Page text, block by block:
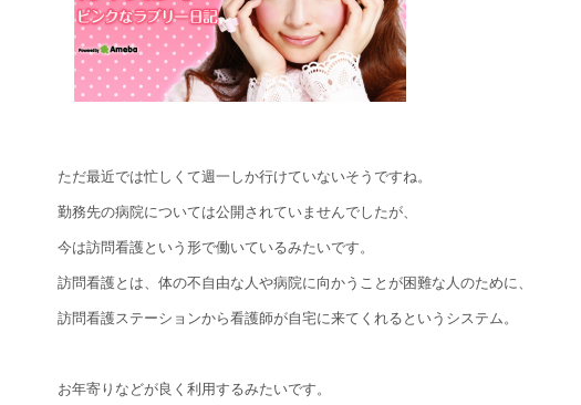
ただ最近では忙しくて週一しか行けていないそうですね。
勤務先の病院については公開されていませんでしたが、
今は訪問看護という形で働いているみたいです。
訪問看護とは、体の不自由な人や病院に向かうことが困難な人のために、
訪問看護ステーションから看護師が自宅に来てくれるというシステム。
お年寄りなどが良く利用するみたいです。